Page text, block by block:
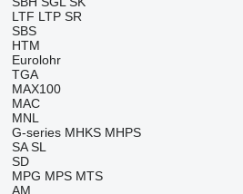
LTF LTP SR
SBS
HTM
Eurolohr
TGA
MAX100
MAC
MNL
G-series MHKS MHPS
SA SL
SD
MPG MPS MTS
AM